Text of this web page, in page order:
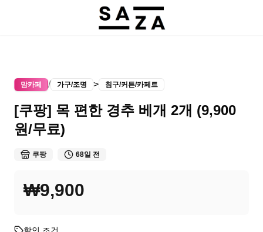
맘카페 / 가구/조명 > 침구/커튼/카페트
[쿠팡] 목 편한 경추 베개 2개 (9,900
원/무료)
쿠팡 68일 전
₩9,900